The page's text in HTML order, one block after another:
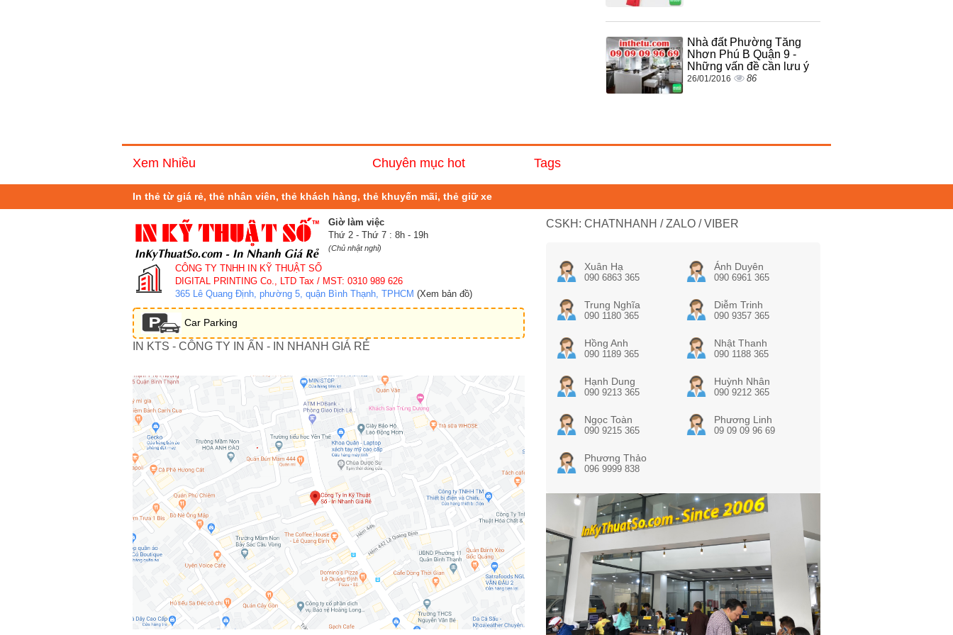
Nhà đất Phường Tăng
Nhơn Phú B Quận 9 -
Những vấn đề cần lưu ý
26/01/2016 86
Xem Nhiều Chuyên mục hot Tags
In thẻ từ giá rẻ, thẻ nhân viên, thẻ khách hàng, thẻ khuyến mãi, thẻ giữ xe
Giờ làm việc
Thứ 2 - Thứ 7 : 8h - 19h
(Chủ nhật nghỉ)
CÔNG TY TNHH IN KỸ THUẬT SỐ
DIGITAL PRINTING Co., LTD Tax / MST: 0310 989 626
365 Lê Quang Định, phường 5, quận Bình Thạnh, TPHCM (Xem bản đồ)
Car Parking
IN KTS - CÔNG TY IN ẤN - IN NHANH GIÁ RẺ
CSKH: CHATNHANH / ZALO / VIBER
Xuân Hạ
090 6863 365
Ánh Duyên
090 6961 365
Trung Nghĩa
090 1180 365
Diễm Trinh
090 9357 365
Hồng Anh
090 1189 365
Nhật Thanh
090 1188 365
Hạnh Dung
090 9213 365
Huỳnh Nhân
090 9212 365
Ngọc Toàn
090 9215 365
Phương Linh
09 09 09 96 69
Phương Thảo
096 9999 838